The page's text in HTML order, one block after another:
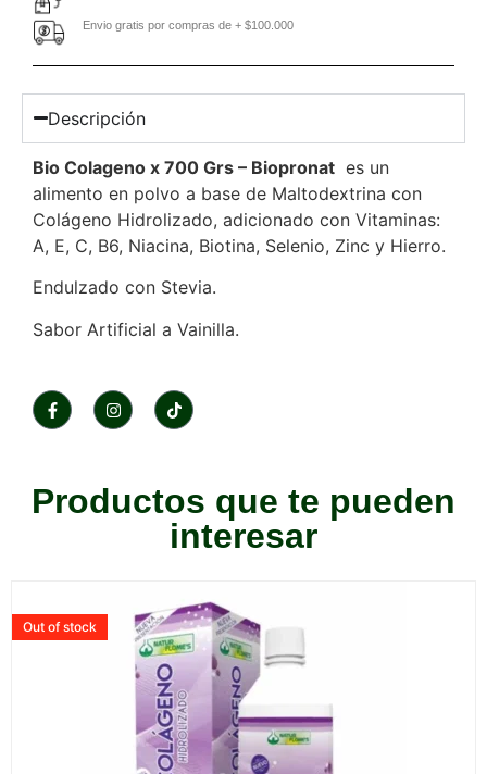
Envio gratis por compras de + $100.000
Descripción
Bio Colageno x 700 Grs – Biopronat es un
alimento en polvo a base de Maltodextrina con
Colágeno Hidrolizado, adicionado con Vitaminas:
A, E, C, B6, Niacina, Biotina, Selenio, Zinc y Hierro.
Endulzado con Stevia.
Sabor Artificial a Vainilla.
Productos que te pueden
interesar
Out of stock